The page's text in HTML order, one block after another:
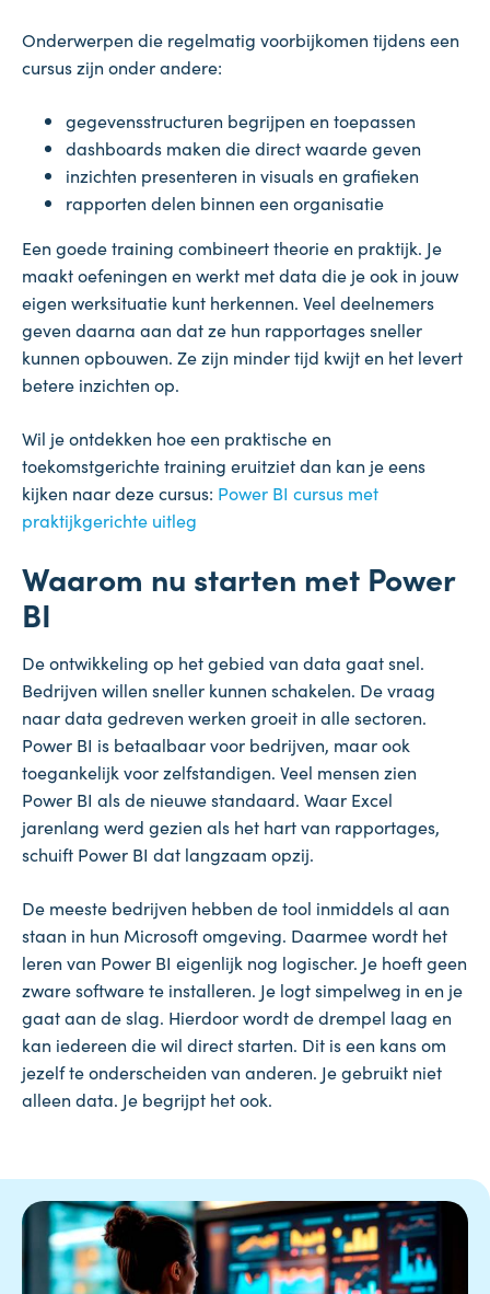
Onderwerpen die regelmatig voorbijkomen tijdens een
cursus zijn onder andere:
gegevensstructuren begrijpen en toepassen
dashboards maken die direct waarde geven
inzichten presenteren in visuals en grafieken
rapporten delen binnen een organisatie
Een goede training combineert theorie en praktijk. Je
maakt oefeningen en werkt met data die je ook in jouw
eigen werksituatie kunt herkennen. Veel deelnemers
geven daarna aan dat ze hun rapportages sneller
kunnen opbouwen. Ze zijn minder tijd kwijt en het levert
betere inzichten op.
Wil je ontdekken hoe een praktische en
toekomstgerichte training eruitziet dan kan je eens
kijken naar deze cursus: Power BI cursus met
praktijkgerichte uitleg
Waarom nu starten met Power
BI
De ontwikkeling op het gebied van data gaat snel.
Bedrijven willen sneller kunnen schakelen. De vraag
naar data gedreven werken groeit in alle sectoren.
Power BI is betaalbaar voor bedrijven, maar ook
toegankelijk voor zelfstandigen. Veel mensen zien
Power BI als de nieuwe standaard. Waar Excel
jarenlang werd gezien als het hart van rapportages,
schuift Power BI dat langzaam opzij.
De meeste bedrijven hebben de tool inmiddels al aan
staan in hun Microsoft omgeving. Daarmee wordt het
leren van Power BI eigenlijk nog logischer. Je hoeft geen
zware software te installeren. Je logt simpelweg in en je
gaat aan de slag. Hierdoor wordt de drempel laag en
kan iedereen die wil direct starten. Dit is een kans om
jezelf te onderscheiden van anderen. Je gebruikt niet
alleen data. Je begrijpt het ook.